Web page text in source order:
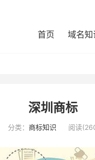
首页 域名知
深圳商标
分类： 商标知识 阅读